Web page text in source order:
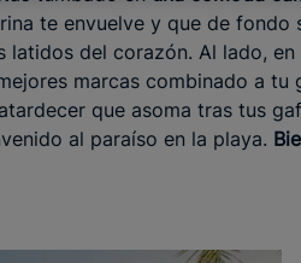
te envuelve y que de fondo
latidos del corazón. Al lado,
marcas combinado a tu
que asoma tras tus
al paraíso en la playa.